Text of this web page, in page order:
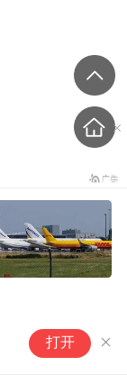
打开